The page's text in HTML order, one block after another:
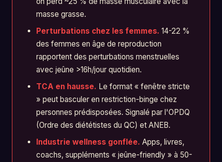
masse grasse.
Perturbations chez les femmes. 14-22 %
des femmes en âge de reproduction
rapportent des perturbations menstruelles
avec jeûne >16h/jour quotidien.
TCA en hausse. Le format « fenêtre stricte
» peut basculer en restriction-binge chez
personnes prédisposées. Signalé par l'OPDQ
(Ordre des diététistes du QC) et ANEB.
Industrie wellness gonflée. Apps, livres,
coachs, suppléments « jeûne-friendly » à 50-